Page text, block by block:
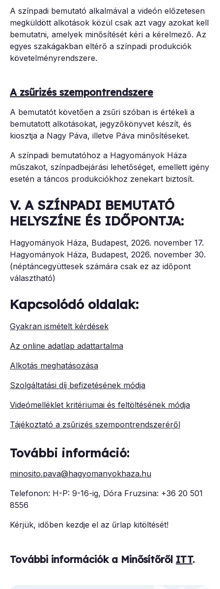
A színpadi bemutató alkalmával a videón előzetesen
megküldött alkotások közül csak azt vagy azokat kell
bemutatni, amelyek minősítését kéri a kérelmező. Az
egyes szakágakban eltérő a színpadi produkciók
követelményrendszere.
A zsűrizés szempontrendszere
A bemutatót követően a zsűri szóban is értékeli a
bemutatott alkotásokat, jegyzőkönyvet készít, és
kiosztja a Nagy Páva, illetve Páva minősítéseket.
A színpadi bemutatóhoz a Hagyományok Háza
műszakot, színpadbejárási lehetőséget, emellett igény
esetén a táncos produkciókhoz zenekart biztosít.
V. A SZÍNPADI BEMUTATÓ
HELYSZÍNE ÉS IDŐPONTJA:
Hagyományok Háza, Budapest, 2026. november 17.
Hagyományok Háza, Budapest, 2026. november 30.
(néptáncegyüttesek számára csak ez az időpont
választható)
Kapcsolódó oldalak:
Gyakran ismételt kérdések
Az online adatlap adattartalma
Alkotás meghatásozása
Szolgáltatási díj befizetésének módja
Videómelléklet kritériumai és feltöltésének módja
Tájékoztató a zsűrizés szempontrendszeréről
További információ:
minosito.pava@hagyomanyokhaza.hu
Telefonon: H-P: 9-16-ig, Dóra Fruzsina: +36 20 501
8556
Kérjük, időben kezdje el az űrlap kitöltését!
További információk a Minősítőről ITT.